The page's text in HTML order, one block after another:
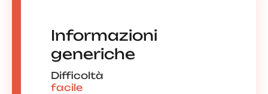
Informazioni
generiche
Difficoltà
facile